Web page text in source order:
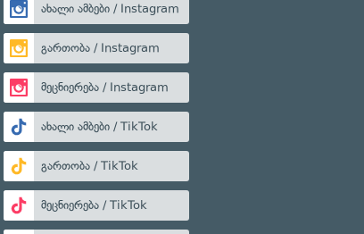
ახალი ამბები / Instagram
გართობა / Instagram
მეცნიერება / Instagram
ახალი ამბები / TikTok
გართობა / TikTok
მეცნიერება / TikTok